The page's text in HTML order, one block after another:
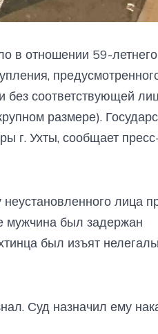
в отношении 59-
соответствующей
размере).
г. Ухты, сообщает
лица
мужчина был задержан
был изъят
Суд назначил ему